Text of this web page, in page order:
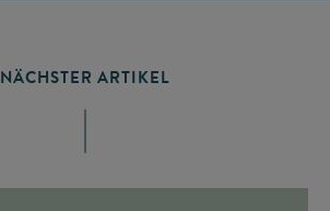
NÄCHSTER ARTIKEL